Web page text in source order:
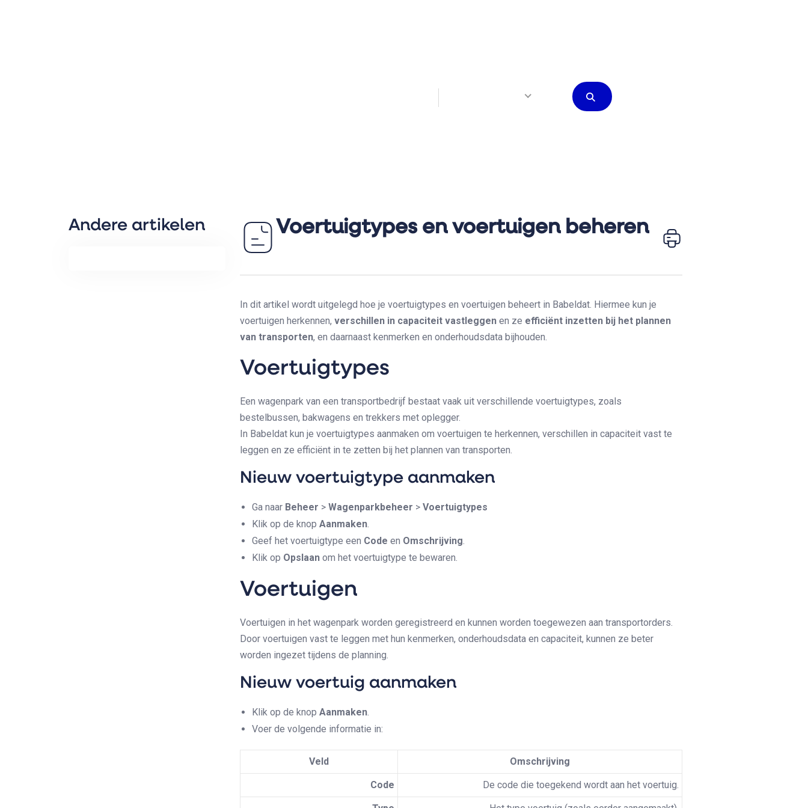
Andere artikelen Voertuigtypes en voertuigen beheren
In dit artikel wordt uitgelegd hoe je voertuigtypes en voertuigen beheert in Babeldat. Hiermee kun je
voertuigen herkennen, verschillen in capaciteit vastleggen en ze efficiënt inzetten bij het plannen
van transporten, en daarnaast kenmerken en onderhoudsdata bijhouden.
Voertuigtypes
Een wagenpark van een transportbedrijf bestaat vaak uit verschillende voertuigtypes, zoals
bestelbussen, bakwagens en trekkers met oplegger.
In Babeldat kun je voertuigtypes aanmaken om voertuigen te herkennen, verschillen in capaciteit vast te
leggen en ze efficiënt in te zetten bij het plannen van transporten.
Nieuw voertuigtype aanmaken
Ga naar Beheer > Wagenparkbeheer > Voertuigtypes
Klik op de knop Aanmaken.
Geef het voertuigtype een Code en Omschrijving.
Klik op Opslaan om het voertuigtype te bewaren.
Voertuigen
Voertuigen in het wagenpark worden geregistreerd en kunnen worden toegewezen aan transportorders.
Door voertuigen vast te leggen met hun kenmerken, onderhoudsdata en capaciteit, kunnen ze beter
worden ingezet tijdens de planning.
Nieuw voertuig aanmaken
Klik op de knop Aanmaken.
Voer de volgende informatie in:
Veld Omschrijving
Code De code die toegekend wordt aan het voertuig.